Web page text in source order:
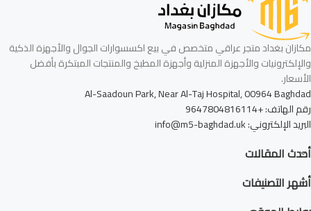
مكازان بغداد متجر عراقي متخصص في بيع اكسسوارات الجوال والأجهزة الذكية
والإلكترونيات والأجهزة المنزلية وأجهزة المطبخ والمنتجات المبتكرة بأفضل
الأسعار.
Al-Saadoun Park, Near Al-Taj Hospital, 00964 Baghdad
رقم الهاتف: +9647804816114
البريد الإلكتروني: info@m5-baghdad.uk
أحدث المقالات
أشهر التصنيفات